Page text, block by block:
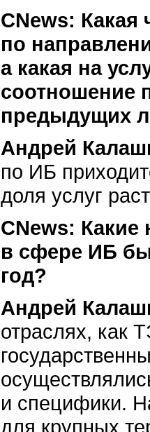
CNews:
по
а какая на
соотношение
предыдущих
Андрей
по ИБ
доля услуг
CNews:
в сфере ИБ
год?
Андрей
отраслях, как
и специфики.
для крупных